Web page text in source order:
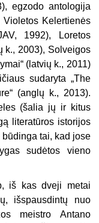
egzodo antologija
Violetos Kelertienės
1992), Loretos
k., 2003), Solveigos
(latvių k., 2011)
sudaryta „The
(anglų k., 2013).
(šalia jų ir kitus
literatūros istorijos
tai, kad jose
sudėtos vieno
iš kas dveji metai
išspausdintų nuo
meistro Antano